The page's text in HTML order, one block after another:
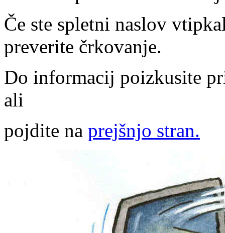
Če ste spletni naslov
preverite črkovanje.
Do informacij poizkusite
ali
pojdite na prejšnjo stran.